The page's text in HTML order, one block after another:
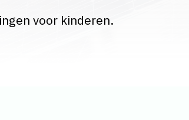
voor kinderen.